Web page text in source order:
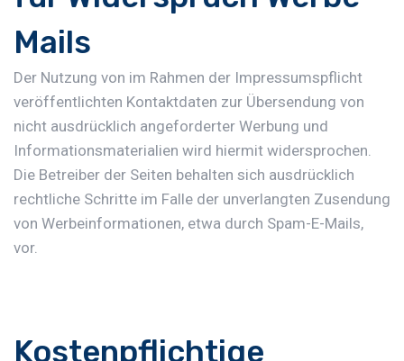
Mails
Der Nutzung von im Rahmen der Impressumspflicht
veröffentlichten Kontaktdaten zur Übersendung von
nicht ausdrücklich angeforderter Werbung und
Informationsmaterialien wird hiermit widersprochen.
Die Betreiber der Seiten behalten sich ausdrücklich
rechtliche Schritte im Falle der unverlangten Zusendung
von Werbeinformationen, etwa durch Spam-E-Mails,
vor.
Kostenpflichtige